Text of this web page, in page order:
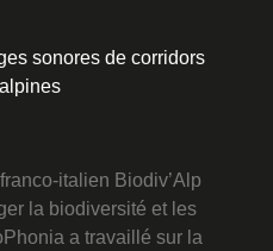
sonores de corridors
italien Biodiv’Alp
la biodiversité et les
a travaillé sur la